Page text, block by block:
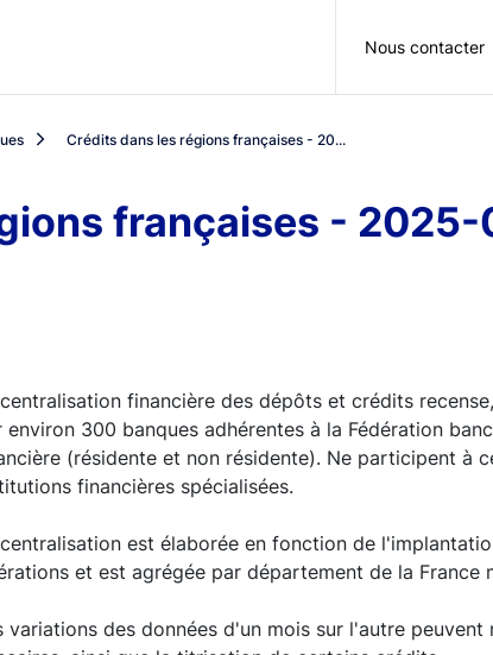
Nous contacter
Crédits dans les régions françaises - 20...
françaises - 2025-
financière des dépôts et crédits
environ 300 banques adhérentes à la Fédération
(résidente et non résidente). Ne participent à
financières spécialisées.
est élaborée en fonction de
et est agrégée par département de la France
variations des données d'un mois sur l'autre